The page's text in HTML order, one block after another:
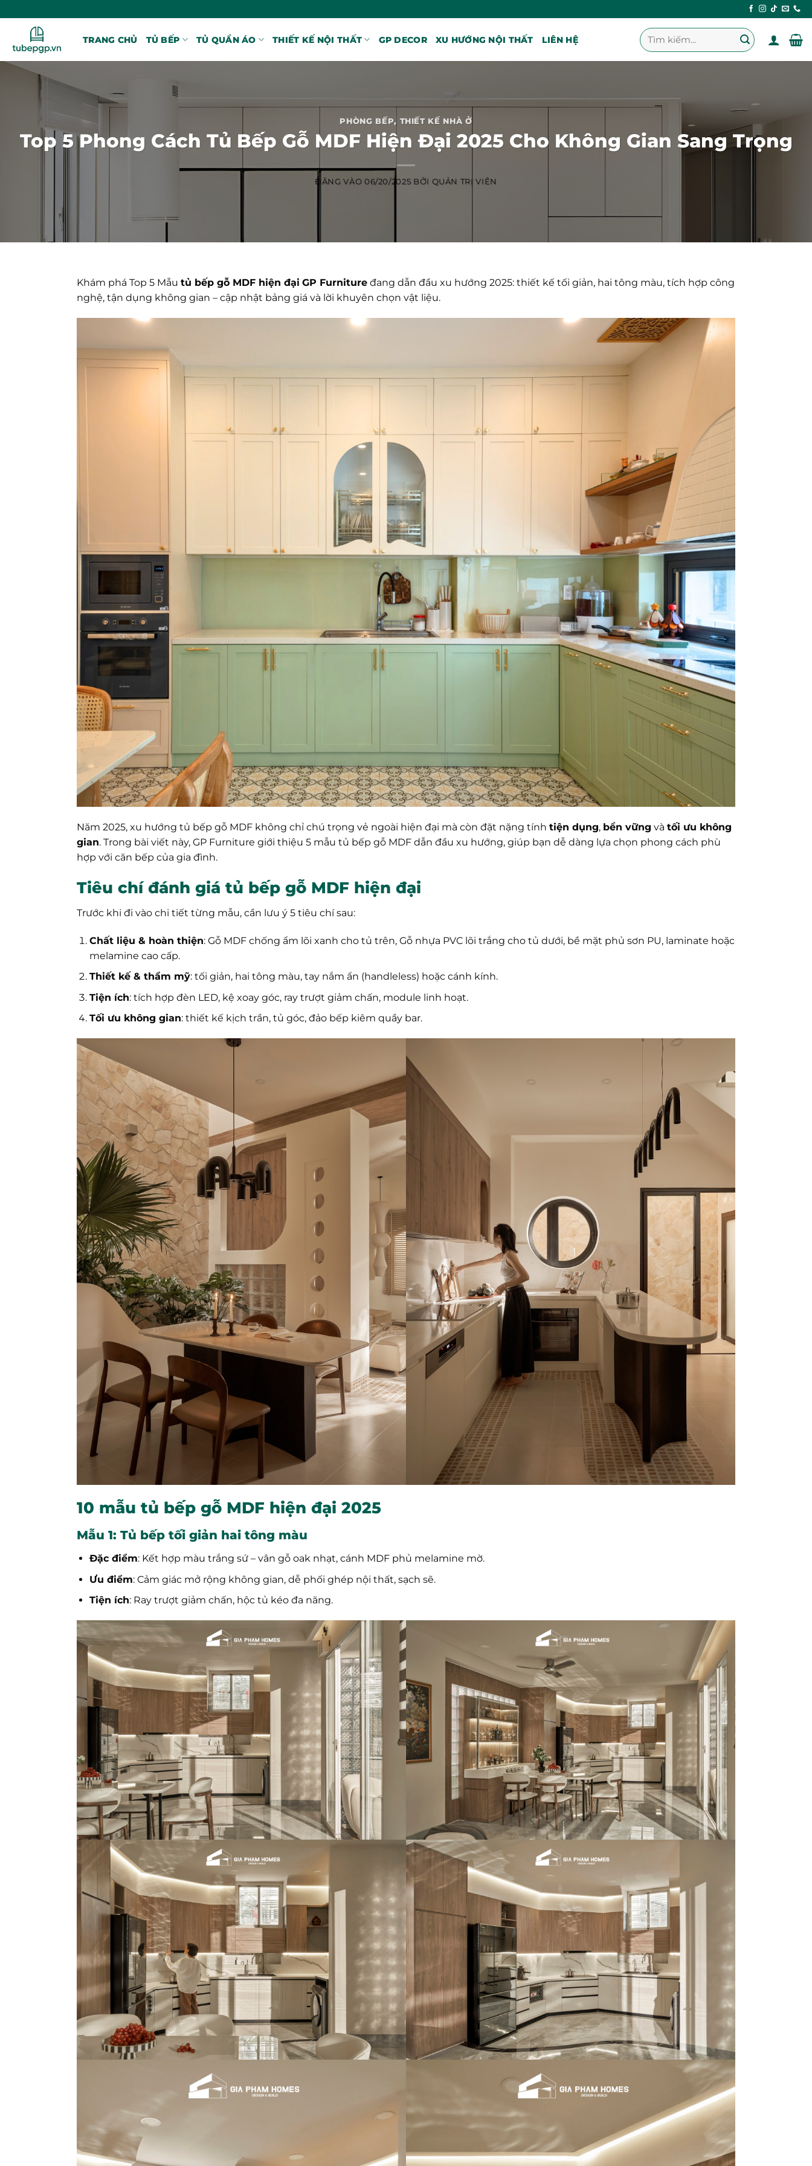
qua
dung
TRANG CHỦ TỦ BẾP TỦ QUẦN ÁO THIẾT KẾ NỘI THẤT GP DECOR XU HƯỚNG NỘI THẤT LIÊN HỆ
Tìm
kiếm:
PHÒNG BẾP, THIẾT KẾ NHÀ Ở
Top 5 Phong Cách Tủ Bếp Gỗ MDF Hiện Đại 2025 Cho Không Gian Sang Trọng
ĐĂNG VÀO 06/20/2025 BỞI QUẢN TRỊ VIÊN
Khám phá Top 5 Mẫu tủ bếp gỗ MDF hiện đại GP Furniture đang dẫn đầu xu hướng 2025: thiết kế tối giản, hai tông màu, tích hợp công
nghệ, tận dụng không gian – cập nhật bảng giá và lời khuyên chọn vật liệu.
Năm 2025, xu hướng tủ bếp gỗ MDF không chỉ chú trọng vẻ ngoài hiện đại mà còn đặt nặng tính tiện dụng, bền vững và tối ưu không
gian. Trong bài viết này, GP Furniture giới thiệu 5 mẫu tủ bếp gỗ MDF dẫn đầu xu hướng, giúp bạn dễ dàng lựa chọn phong cách phù
hợp với căn bếp của gia đình.
Tiêu chí đánh giá tủ bếp gỗ MDF hiện đại
Trước khi đi vào chi tiết từng mẫu, cần lưu ý 5 tiêu chí sau:
Chất liệu & hoàn thiện: Gỗ MDF chống ẩm lõi xanh cho tủ trên, Gỗ nhựa PVC lõi trắng cho tủ dưới, bề mặt phủ sơn PU, laminate hoặc
melamine cao cấp.
Thiết kế & thẩm mỹ: tối giản, hai tông màu, tay nắm ẩn (handleless) hoặc cánh kính.
Tiện ích: tích hợp đèn LED, kệ xoay góc, ray trượt giảm chấn, module linh hoạt.
Tối ưu không gian: thiết kế kịch trần, tủ góc, đảo bếp kiêm quầy bar.
10 mẫu tủ bếp gỗ MDF hiện đại 2025
Mẫu 1: Tủ bếp tối giản hai tông màu
Đặc điểm: Kết hợp màu trắng sứ – vân gỗ oak nhạt, cánh MDF phủ melamine mờ.
Ưu điểm: Cảm giác mở rộng không gian, dễ phối ghép nội thất, sạch sẽ.
Tiện ích: Ray trượt giảm chấn, hộc tủ kéo đa năng.